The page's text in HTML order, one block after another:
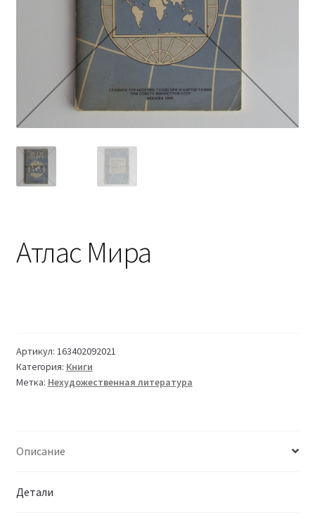
Атлас Мира
Артикул: 163402092021
Категория: Книги
Метка: Нехудожественная литература
Описание
Детали